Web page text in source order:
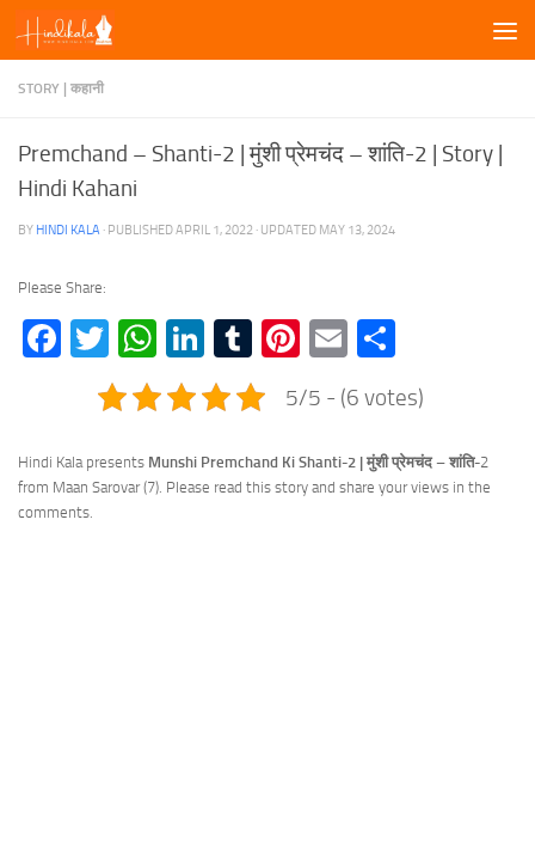
Skip to content
STORY | कहानी
Premchand – Shanti-2 | मुंशी प्रेमचंद – शांति-2 | Story |
Hindi Kahani
BY HINDI KALA · PUBLISHEDAPRIL 1, 2022 · UPDATED MAY 13, 2024
Please Share:
Facebook
TwitterWhatsApp
LinkedIn
TumblrPinterest
Email
5/5 - (6 votes)
Hindi Kala presents Munshi Premchand Ki Shanti-2 | मुंशी प्रेमचंद – शांति-2
from Maan Sarovar (7). Please read this story and share your views in the
comments.